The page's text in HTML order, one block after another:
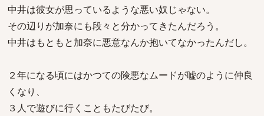
中井は彼女が思っているような悪い奴じゃない。
その辺りが加奈にも段々と分かってきたんだろう。
中井はもともと加奈に悪意なんか抱いてなかったんだし。
２年になる頃にはかつての険悪なムードが嘘のように仲良
くなり、
３人で遊びに行くこともたびたび。